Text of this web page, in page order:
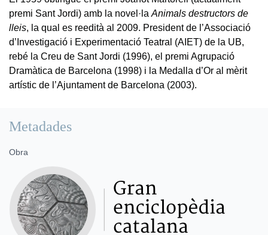
premi Sant Jordi) amb la novel·la Animals destructors de
lleis, la qual es reedità al 2009. President de l’Associació
d’Investigació i Experimentació Teatral (AIET) de la UB,
rebé la Creu de Sant Jordi (1996), el premi Agrupació
Dramàtica de Barcelona (1998) i la Medalla d’Or al mèrit
artístic de l’Ajuntament de Barcelona (2003).
Metadades
Obra